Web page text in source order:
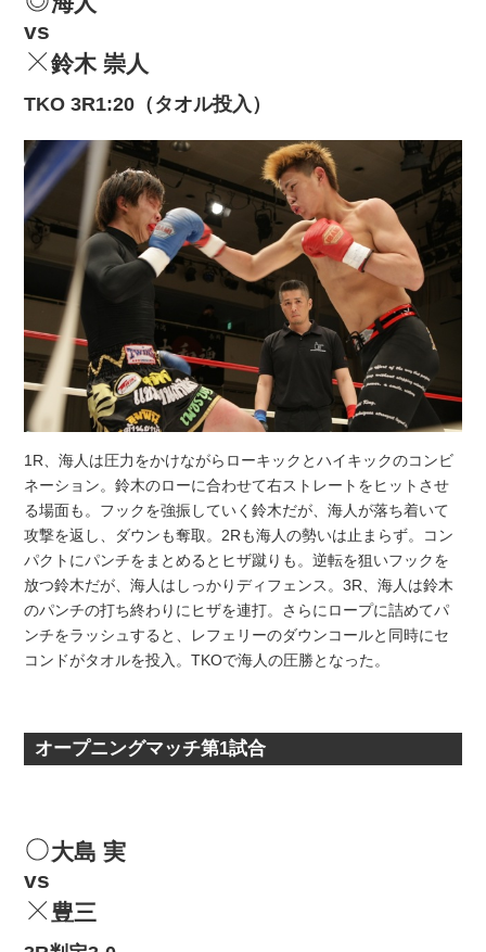
vs
鈴木 崇人
TKO 3R1:20（タオル投入）
1R、海人は圧力をかけながらローキックとハイキックのコンビ
ネーション。鈴木のローに合わせて右ストレートをヒットさせ
る場面も。フックを強振していく鈴木だが、海人が落ち着いて
攻撃を返し、ダウンも奪取。2Rも海人の勢いは止まらず。コン
パクトにパンチをまとめるとヒザ蹴りも。逆転を狙いフックを
放つ鈴木だが、海人はしっかりディフェンス。3R、海人は鈴木
のパンチの打ち終わりにヒザを連打。さらにロープに詰めてパ
ンチをラッシュすると、レフェリーのダウンコールと同時にセ
コンドがタオルを投入。TKOで海人の圧勝となった。
オープニングマッチ第1試合
大島 実
vs
豊三